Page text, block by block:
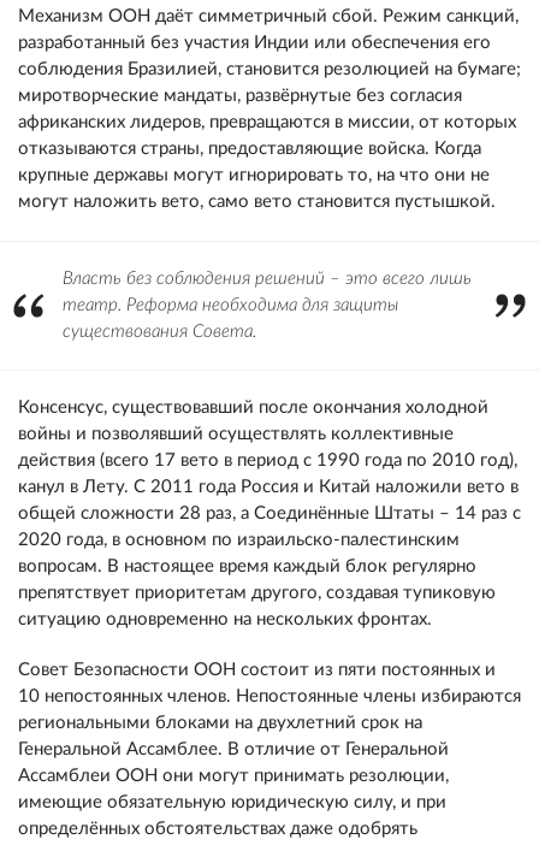
Механизм ООН даёт симметричный сбой. Режим санкций,
разработанный без участия Индии или обеспечения его
соблюдения Бразилией, становится резолюцией на бумаге;
миротворческие мандаты, развёрнутые без согласия
африканских лидеров, превращаются в миссии, от которых
отказываются страны, предоставляющие войска. Когда
крупные державы могут игнорировать то, на что они не
могут наложить вето, само вето становится пустышкой.
Власть без соблюдения решений – это всего лишь
театр. Реформа необходима для защиты
существования Совета.
Консенсус, существовавший после окончания холодной
войны и позволявший осуществлять коллективные
действия (всего 17 вето в период с 1990 года по 2010 год),
канул в Лету. С 2011 года Россия и Китай наложили вето в
общей сложности 28 раз, а Соединённые Штаты – 14 раз с
2020 года, в основном по израильско-палестинским
вопросам. В настоящее время каждый блок регулярно
препятствует приоритетам другого, создавая тупиковую
ситуацию одновременно на нескольких фронтах.
Совет Безопасности ООН состоит из пяти постоянных и
10 непостоянных членов. Непостоянные члены избираются
региональными блоками на двухлетний срок на
Генеральной Ассамблее. В отличие от Генеральной
Ассамблеи ООН они могут принимать резолюции,
имеющие обязательную юридическую силу, и при
определённых обстоятельствах даже одобрять